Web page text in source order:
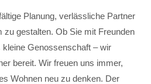
Planung, verlässliche Partner
zu gestalten. Ob Sie mit Freunden
kleine Genossenschaft – wir
bereit. Wir freuen uns immer,
Wohnen neu zu denken. Der